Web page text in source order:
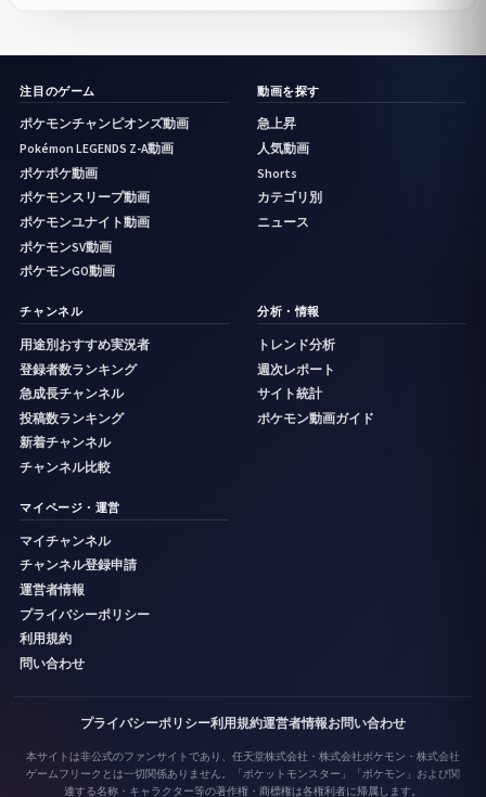
注目のゲーム
ポケモンチャンピオンズ動画
Pokémon LEGENDS Z-A動画
ポケポケ動画
ポケモンスリープ動画
ポケモンユナイト動画
ポケモンSV動画
ポケモンGO動画
動画を探す
急上昇
人気動画
Shorts
カテゴリ別
ニュース
チャンネル
用途別おすすめ実況者
登録者数ランキング
急成長チャンネル
投稿数ランキング
新着チャンネル
チャンネル比較
分析・情報
トレンド分析
週次レポート
サイト統計
ポケモン動画ガイド
マイページ・運営
マイチャンネル
チャンネル登録申請
運営者情報
プライバシーポリシー
利用規約
問い合わせ
プライバシーポリシー利用規約運営者情報お問い合わせ
本サイトは非公式のファンサイトであり、任天堂株式会社・株式会社ポケモン・株式会社
ゲームフリークとは一切関係ありません。「ポケットモンスター」「ポケモン」および関
連する名称・キャラクター等の著作権・商標権は各権利者に帰属します。